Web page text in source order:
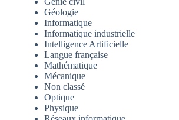
Géologie
Informatique
Informatique industrielle
Intelligence Artificielle
Langue française
Mathématique
Mécanique
Non classé
Optique
Physique